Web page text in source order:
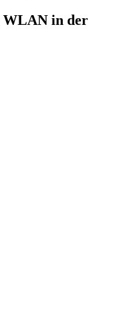
WLAN in der